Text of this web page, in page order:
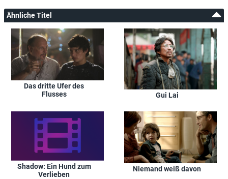
Ähnliche Titel
Das dritte Ufer des
Flusses
Gui Lai
Shadow: Ein Hund zum
Verlieben
Niemand weiß davon